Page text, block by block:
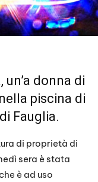
un’a donna di
piscina di
Fauglia.
di proprietà di
sera è stata
è ad uso